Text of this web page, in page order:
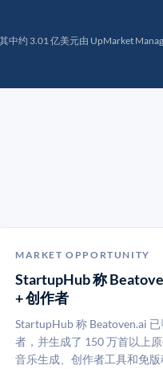
中约 3.01 亿美元由 UpMarket
MARKET OPPORTUNITY
StartupHub 称
+ 创作者
StartupHub 称 Beatoven.ai
者，并生成了 150 万首以上
音乐生成、创作者工具和免